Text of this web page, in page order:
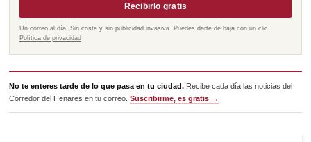
Recibirlo gratis
Un correo al día. Sin coste y sin publicidad invasiva. Puedes darte de baja con un clic.
Política de privacidad
No te enteres tarde de lo que pasa en tu ciudad. Recibe cada día las noticias del
Corredor del Henares en tu correo.Suscribirme, es gratis →